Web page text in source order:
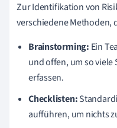
Zur Identifikation von
verschiedene Methoden,
Brainstorming: Ein
und offen, um so viele
erfassen.
Checklisten:
aufführen, um nichts